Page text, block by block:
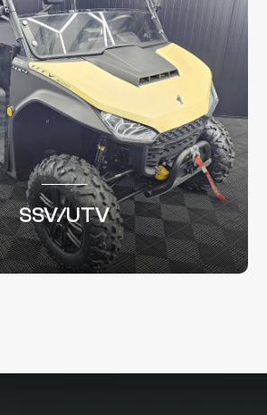
SSV/UTV